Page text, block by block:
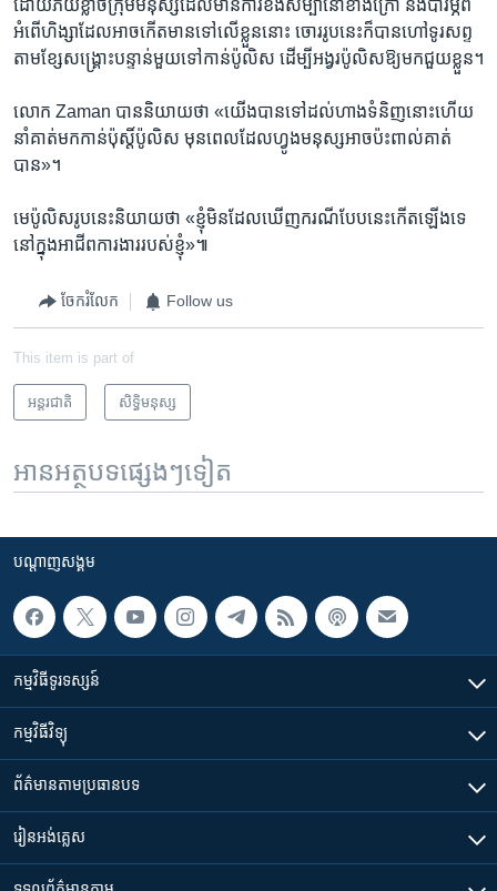
ដោយ​ភ័យខ្លាច​ក្រុមមនុស្សដែល​មាន​ការ​ខឹងសម្បា​នៅ​ខាង​ក្រៅ​ និង​បារម្ភពី​
អំពើហិង្សា​ដែល​អាច​កើត​មាន​ទៅ​លើ​ខ្លួន​នោះ​ ចោររូប​នេះ​ក៏​បាន​ហៅទូរសព្ទ
តាម​ខ្សែ​សង្គ្រោះ​បន្ទាន់​មួយ​ទៅ​កាន់​ប៉ូលិស​ ដើម្បីអង្វរប៉ូលិស​ឱ្យមក​ជួយខ្លួន។​
​លោក Zaman បាន​និយាយ​ថា​ «យើង​បាន​ទៅ​ដល់​ហាង​ទំនិញ​នោះហើយ​
នាំគាត់​មក​កាន់​ប៉ុស្តិ៍ប៉ូលិស​ មុន​ពេល​ដែល​ហ្វូងមនុស្ស​អាចប៉ះពាល់គាត់
បាន»។
មេប៉ូលិស​រូប​នេះ​និយាយ​ថា​ «ខ្ញុំមិន​ដែល​ឃើញ​ករណី​បែបនេះ​កើត​ឡើង​ទេ​
នៅ​ក្នុង​អាជីពការងារ​របស់ខ្ញុំ»៕
ចែករំលែក Follow us
This item is part of
អន្តរជាតិ សិទ្ធិ​មនុស្ស
អានអត្ថបទផ្សេងៗទៀត
បណ្តាញ​សង្គម
កម្មវិធី​ទូរទស្សន៍
កម្មវិធី​វិទ្យុ
ព័ត៌មាន​តាមប្រធានបទ​
រៀន​​អង់គ្លេស